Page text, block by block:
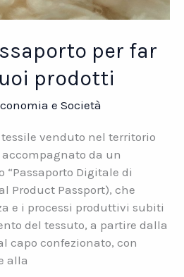
per far
prodotti
e Società
venduto nel territorio
accompagnato da un
Digitale di
Product Passport), che
e i processi produttivi subiti
del tessuto, a partire dalla
capo confezionato, con
alla